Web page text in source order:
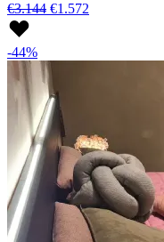
€3.144 €1.572
-44%